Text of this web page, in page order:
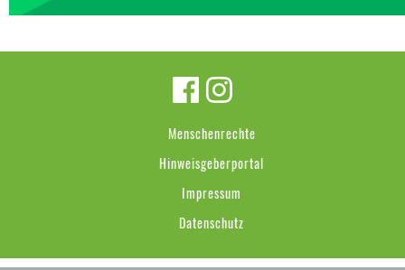
Menschenrechte
Hinweisgeberportal
Impressum
Datenschutz